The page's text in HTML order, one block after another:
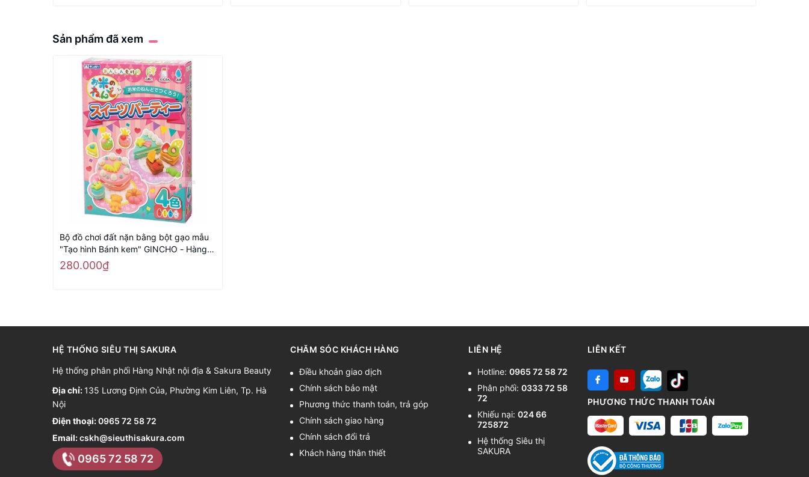
Sản phẩm đã xem
Bộ đồ chơi đất nặn bằng bột gạo mẫu
"Tạo hình Bánh kem" GINCHO - Hàng
Nhật nội địa
280.000₫
HỆ THỐNG SIÊU THỊ SAKURA
Hệ thống phân phối Hàng Nhật nội địa & Sakura Beauty
Địa chỉ: 135 Lương Định Của, Phường Kim Liên, Tp. Hà
Nội
Điện thoại:0965 72 58 72
Email:cskh@sieuthisakura.com
0965 72 58 72
CHĂM SÓC KHÁCH HÀNG
Điều khoản giao dịch
Chính sách bảo mật
Phương thức thanh toán, trả góp
Chính sách giao hàng
Chính sách đổi trả
Khách hàng thân thiết
LIÊN HỆ
Hotline:0965 72 58 72
Phân phối:0333 72 58
72
Khiếu nại:024 66
725872
Hệ thống Siêu thị
SAKURA
LIÊN KẾT
PHƯƠNG THỨC THANH TOÁN